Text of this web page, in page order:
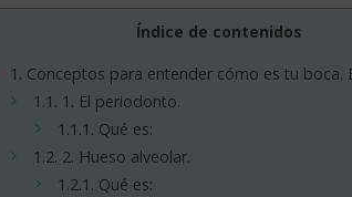
Índice de contenidos
1. Conceptos para entender cómo es tu boca.
1.1. 1. El periodonto.
1.1.1. Qué es:
1.2. 2. Hueso alveolar.
1.2.1. Qué es: